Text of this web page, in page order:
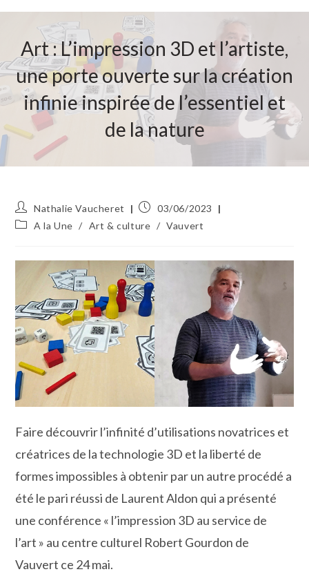
Art : L’impression 3D et l’artiste,
une porte ouverte sur la création
infinie inspirée de l’essentiel et
de la nature
Auteur/autrice
de
Nathalie Vaucheret
Publication
publiée :
03/06/2023
PostA la Une / Art & culture / Vauvert
Faire découvrir l’infinité d’utilisations novatrices et
créatrices de la technologie 3D et la liberté de
formes impossibles à obtenir par un autre procédé a
été le pari réussi de Laurent Aldon qui a présenté
une conférence « l’impression 3D au service de
l’art » au centre culturel Robert Gourdon de
Vauvert ce 24 mai.